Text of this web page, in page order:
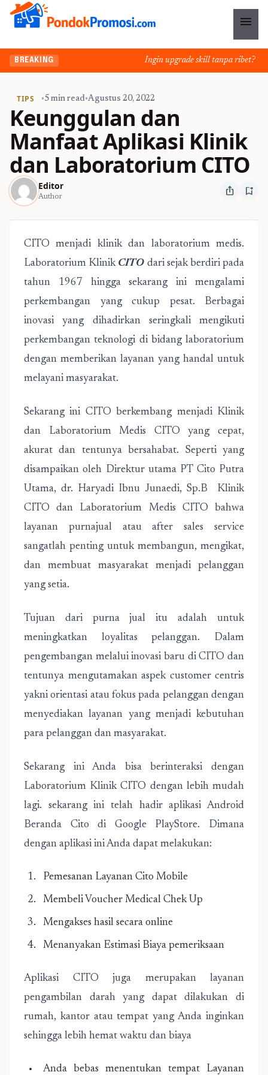
menu
BREAKING Ingin upgrade skill tanpa ribet?
TIPS •5 min read•Agustus 20, 2022
Keunggulan dan
Manfaat Aplikasi Klinik
dan Laboratorium CITO
Editor
Author ios_share bookmark_add
CITO menjadi klinik dan laboratorium medis.
Laboratorium Klinik CITO dari sejak berdiri pada
tahun 1967 hingga sekarang ini mengalami
perkembangan yang cukup pesat. Berbagai
inovasi yang dihadirkan seringkali mengikuti
perkembangan teknologi di bidang laboratorium
dengan memberikan layanan yang handal untuk
melayani masyarakat.
Sekarang ini CITO berkembang menjadi Klinik
dan Laboratorium Medis CITO yang cepat,
akurat dan tentunya bersahabat. Seperti yang
disampaikan oleh Direktur utama PT Cito Putra
Utama, dr. Haryadi Ibnu Junaedi, Sp.B Klinik
CITO dan Laboratorium Medis CITO bahwa
layanan purnajual atau after sales service
sangatlah penting untuk membangun, mengikat,
dan membuat masyarakat menjadi pelanggan
yang setia.
Tujuan dari purna jual itu adalah untuk
meningkatkan loyalitas pelanggan. Dalam
pengembangan melalui inovasi baru di CITO dan
tentunya mengutamakan aspek customer centris
yakni orientasi atau fokus pada pelanggan dengan
menyediakan layanan yang menjadi kebutuhan
para pelanggan dan masyarakat.
Sekarang ini Anda bisa berinteraksi dengan
Laboratorium Klinik CITO dengan lebih mudah
lagi. sekarang ini telah hadir aplikasi Android
Beranda Cito di Google PlayStore. Dimana
dengan aplikasi ini Anda dapat melakukan:
Pemesanan Layanan Cito Mobile
Membeli Voucher Medical Chek Up
Mengakses hasil secara online
Menanyakan Estimasi Biaya pemeriksaan
Aplikasi CITO juga merupakan layanan
pengambilan darah yang dapat dilakukan di
rumah, kantor atau tempat yang Anda inginkan
sehingga lebih hemat waktu dan biaya
Anda bebas menentukan tempat Layanan